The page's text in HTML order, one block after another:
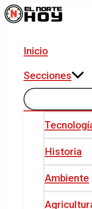
Ir
al
Inicio
Secciones
Historia
Ambiente
Navegación
de